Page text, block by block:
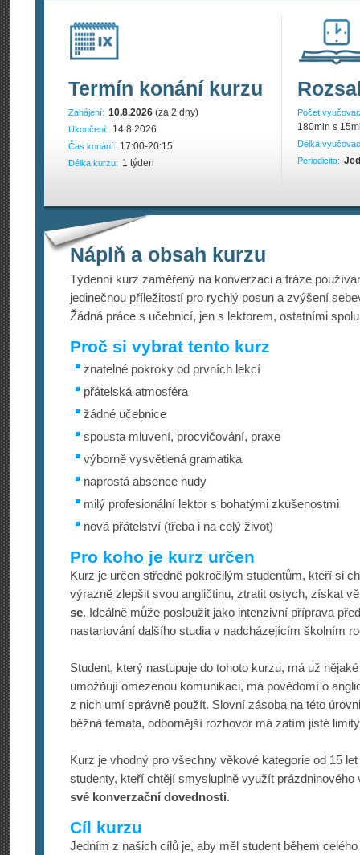
Termín konání kurzu
Zahájení: 10.8.2026 (za 2 dny)
Ukončení: 14.8.2026
Čas konání: 17:00-20:15
Délka kurzu: 1 týden
Počet
180min s
Délka
Periodicita:
Náplň a obsah kurzu
Týdenní kurz zaměřený na konverzaci a fráze
jedinečnou příležitostí pro rychlý posun a zvýšení
Žádná práce s učebnicí, jen s lektorem, ostatními
Proč si vybrat tento kurz
znatelné pokroky od prvních lekcí
přátelská atmosféra
žádné učebnice
spousta mluvení, procvičování, praxe
výborně vysvětlená gramatika
naprostá absence nudy
milý profesionální lektor s bohatými zkušenostmi
nová přátelství (třeba i na celý život)
Pro koho je kurz určen
Kurz je určen středně pokročilým studentům, kteří si
výrazně zlepšit svou angličtinu, ztratit ostych, získat
se. Ideálně může posloužit jako intenzivní příprava
nastartování dalšího studia v nadcházejícím školním
Student, který nastupuje do tohoto kurzu, má už
umožňují omezenou komunikaci, má povědomí o
z nich umí správně použít. Slovní zásoba na této
běžná témata, odbornější rozhovor má zatím jisté
Kurz je vhodný pro všechny věkové kategorie od 15
studenty, kteří chtějí smysluplně využít
své konverzační dovednosti.
Cíl kurzu
Jedním z našich cílů je, aby měl student během